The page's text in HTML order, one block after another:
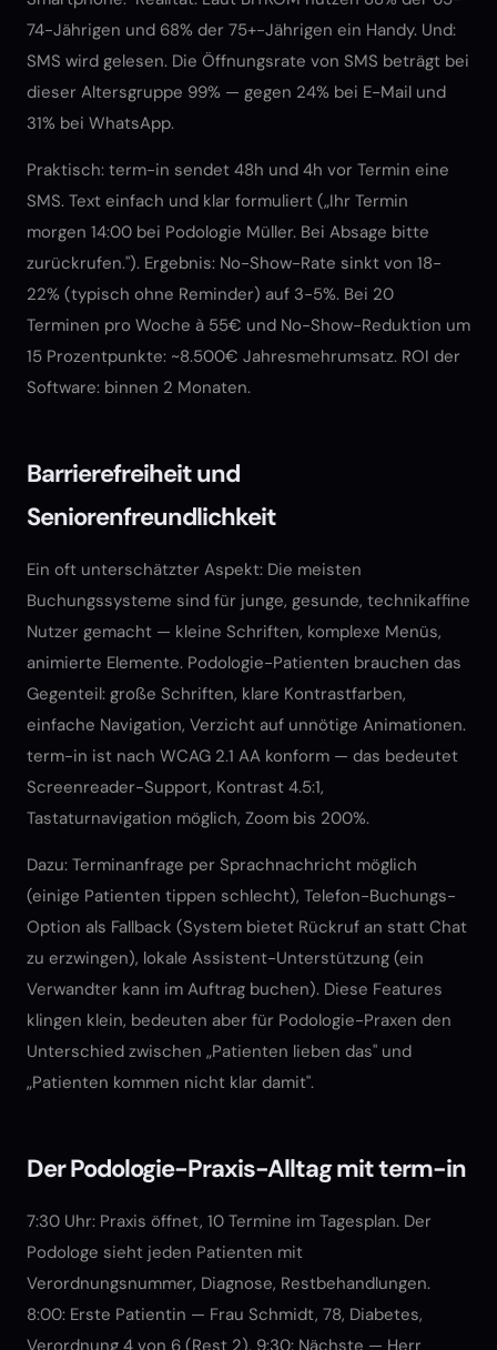
74-Jährigen und 68% der 75+-Jährigen ein Handy. Und:
SMS wird gelesen. Die Öffnungsrate von SMS beträgt bei
dieser Altersgruppe 99% — gegen 24% bei E-Mail und
31% bei WhatsApp.
Praktisch: term-in sendet 48h und 4h vor Termin eine
SMS. Text einfach und klar formuliert („Ihr Termin
morgen 14:00 bei Podologie Müller. Bei Absage bitte
zurückrufen."). Ergebnis: No-Show-Rate sinkt von 18-
22% (typisch ohne Reminder) auf 3-5%. Bei 20
Terminen pro Woche à 55€ und No-Show-Reduktion um
15 Prozentpunkte: ~8.500€ Jahresmehrumsatz. ROI der
Software: binnen 2 Monaten.
Barrierefreiheit und
Seniorenfreundlichkeit
Ein oft unterschätzter Aspekt: Die meisten
Buchungssysteme sind für junge, gesunde, technikaffine
Nutzer gemacht — kleine Schriften, komplexe Menüs,
animierte Elemente. Podologie-Patienten brauchen das
Gegenteil: große Schriften, klare Kontrastfarben,
einfache Navigation, Verzicht auf unnötige Animationen.
term-in ist nach WCAG 2.1 AA konform — das bedeutet
Screenreader-Support, Kontrast 4.5:1,
Tastaturnavigation möglich, Zoom bis 200%.
Dazu: Terminanfrage per Sprachnachricht möglich
(einige Patienten tippen schlecht), Telefon-Buchungs-
Option als Fallback (System bietet Rückruf an statt Chat
zu erzwingen), lokale Assistent-Unterstützung (ein
Verwandter kann im Auftrag buchen). Diese Features
klingen klein, bedeuten aber für Podologie-Praxen den
Unterschied zwischen „Patienten lieben das" und
„Patienten kommen nicht klar damit".
Der Podologie-Praxis-Alltag mit term-in
7:30 Uhr: Praxis öffnet, 10 Termine im Tagesplan. Der
Podologe sieht jeden Patienten mit
Verordnungsnummer, Diagnose, Restbehandlungen.
8:00: Erste Patientin — Frau Schmidt, 78, Diabetes,
Verordnung 4 von 6 (Rest 2). 9:30: Nächste — Herr